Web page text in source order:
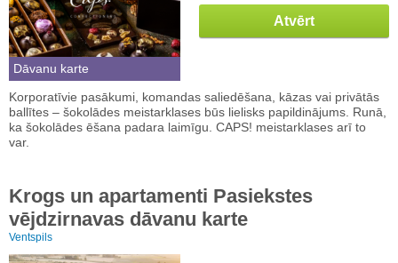
Dāvanu karte
Atvērt
Korporatīvie pasākumi, komandas saliedēšana, kāzas vai privātās
ballītes – šokolādes meistarklases būs lielisks papildinājums. Runā,
ka šokolādes ēšana padara laimīgu. CAPS! meistarklases arī to
var.
Krogs un apartamenti Pasiekstes
vējdzirnavas dāvanu karte
Ventspils